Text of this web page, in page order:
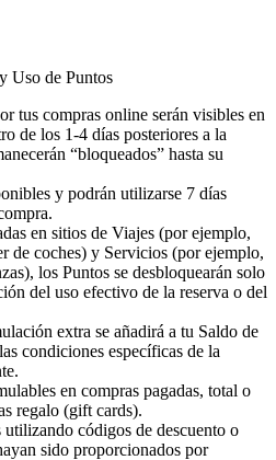
Uso de Puntos
tus compras online serán visibles en
de los 1-4 días posteriores a la
“bloqueados” hasta su
y podrán utilizarse 7 días
en sitios de Viajes (por ejemplo,
de coches) y Servicios (por ejemplo,
los Puntos se desbloquearán solo
del uso efectivo de la reserva o del
extra se añadirá a tu Saldo de
condiciones específicas de la
en compras pagadas, total o
regalo (gift cards).
códigos de descuento o
sido proporcionados por